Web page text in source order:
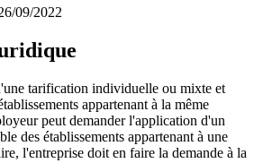
09/2022
tarification individuelle ou mixte et
appartenant à la même
peut demander l'application d'un
des établissements appartenant à une
l'entreprise doit en faire la demande à la